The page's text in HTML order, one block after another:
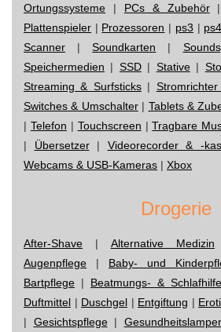
Ortungssysteme | PCs & Zubehör
Plattenspieler | Prozessoren | ps3 | ps4
Scanner |Soundkarten |
Speichermedien | SSD| Stative|
Streaming & Surfsticks|
Switches & Umschalter| Tablets &
| Telefon | Touchscreen |Tragbare
| Übersetzer| Videorecorder & -
Webcams & USB-Kameras | Xbox
Drogerie
After-Shave | Alternative Medizin
Augenpflege | Baby- und
Bartpflege | Beatmungs- &
Duftmittel | Duschgel | Entgiftung |
| Gesichtspflege|